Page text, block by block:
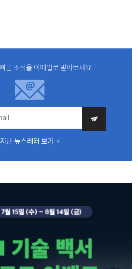
른 소식을 이메일로 받아보세요
지난 뉴스레터 보기 +